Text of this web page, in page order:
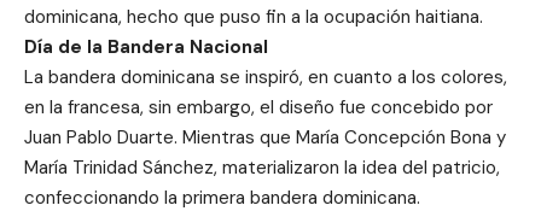
dominicana, hecho que puso fin a la ocupación haitiana.
Día de la Bandera Nacional
La bandera dominicana se inspiró, en cuanto a los colores,
en la francesa, sin embargo, el diseño fue concebido por
Juan Pablo Duarte. Mientras que María Concepción Bona y
María Trinidad Sánchez, materializaron la idea del patricio,
confeccionando la primera bandera dominicana.